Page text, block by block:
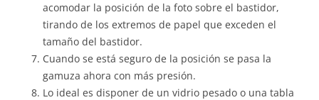
acomodar la posición de la foto sobre el bastidor,
tirando de los extremos de papel que exceden el
tamaño del bastidor.
Cuando se está seguro de la posición se pasa la
gamuza ahora con más presión.
Lo ideal es disponer de un vidrio pesado o una tabla